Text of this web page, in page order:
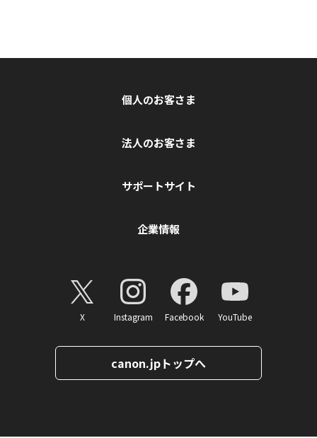
個人のお客さま
法人のお客さま
サポートサイト
企業情報
X Instagram Facebook YouTube
canon.jpトップへ